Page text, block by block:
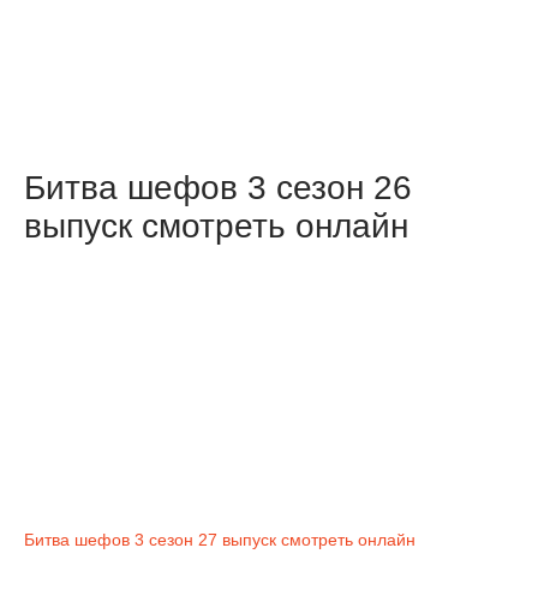
Битва шефов 3 сезон 26
выпуск смотреть онлайн
Битва шефов 3 сезон 27 выпуск смотреть онлайн